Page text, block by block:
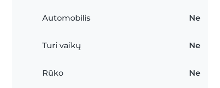
Automobilis Ne
Turi vaikų Ne
Rūko Ne